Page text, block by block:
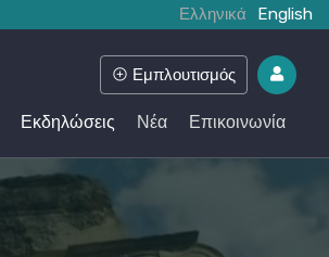
Ελληνικά English
Εκδηλώσεις Νέα Επικοινωνία
Εμπλουτισμός